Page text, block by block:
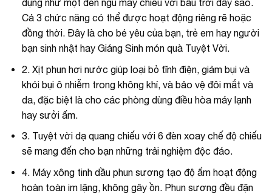
dụng như một đèn ngủ máy chiếu với bầu trời đầy sao.
Cả 3 chức năng có thể được hoạt động riêng rẽ hoặc
đồng thời. Đây là cho bé yêu của bạn, trẻ em hay người
bạn sinh nhật hay Giáng Sinh món quà Tuyệt Vời.
2. Xịt phun hơi nước giúp loại bỏ tĩnh điện, giảm bụi và
khói bụi ô nhiễm trong không khí, và bảo vệ đôi mắt và
da, đặc biệt là cho các phòng dùng điều hòa máy lạnh
hay sưởi ấm.
3. Tuyệt vời dạ quang chiếu với 6 đèn xoay chế độ chiếu
sẽ mang đến cho bạn những trải nghiệm độc đáo.
4. Máy xông tinh dầu phun sương tạo độ ẩm hoạt động
hoàn toàn im lặng, không gây ồn. Phun sương đều đặn